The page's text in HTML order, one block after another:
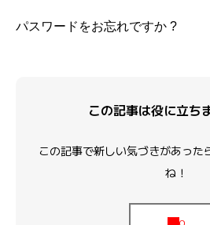
パスワードをお忘れですか ?
この記事は役に立ち
この記事で新しい気づきがあっ
ね！